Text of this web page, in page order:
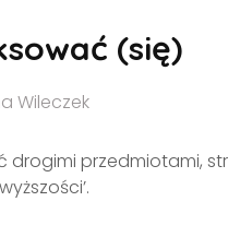
(się)
Wileczek
drogimi przedmiotami,